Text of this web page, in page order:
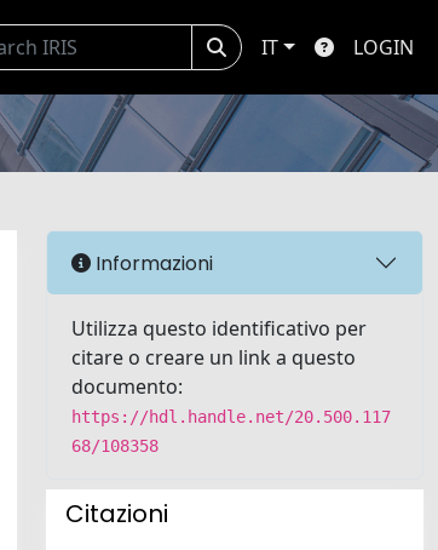
IT LOGIN
Informazioni
Utilizza questo identificativo per
citare o creare un link a questo
documento:
https://hdl.handle.net/20.500.117
68/108358
Citazioni